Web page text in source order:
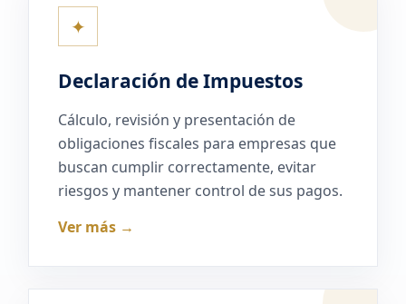
✦
Declaración de Impuestos
Cálculo, revisión y presentación de
obligaciones fiscales para empresas que
buscan cumplir correctamente, evitar
riesgos y mantener control de sus pagos.
Ver más →